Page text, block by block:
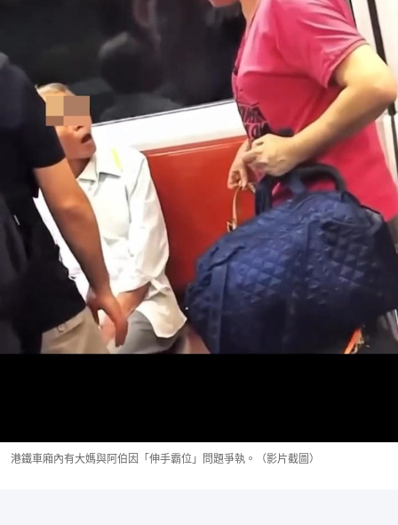
港鐵車廂內有大媽與阿伯因「伸手霸位」問題爭執。（影片截圖）